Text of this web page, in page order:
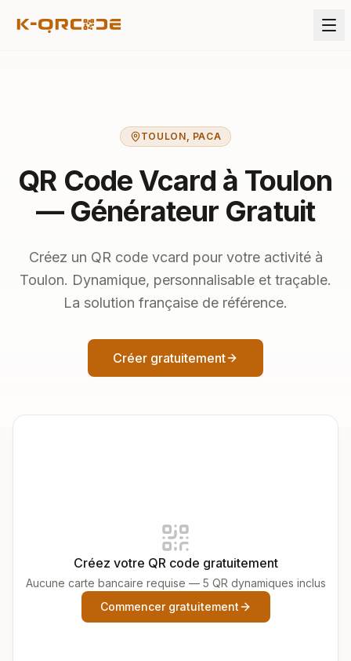
TOULON, PACA
QR Code Vcard à Toulon
— Générateur Gratuit
Créez un QR code vcard pour votre activité à
Toulon. Dynamique, personnalisable et traçable.
La solution française de référence.
Créer gratuitement
Créez votre QR code gratuitement
Aucune carte bancaire requise — 5 QR dynamiques inclus
Commencer gratuitement